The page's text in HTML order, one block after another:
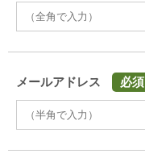
メールアドレス 必須